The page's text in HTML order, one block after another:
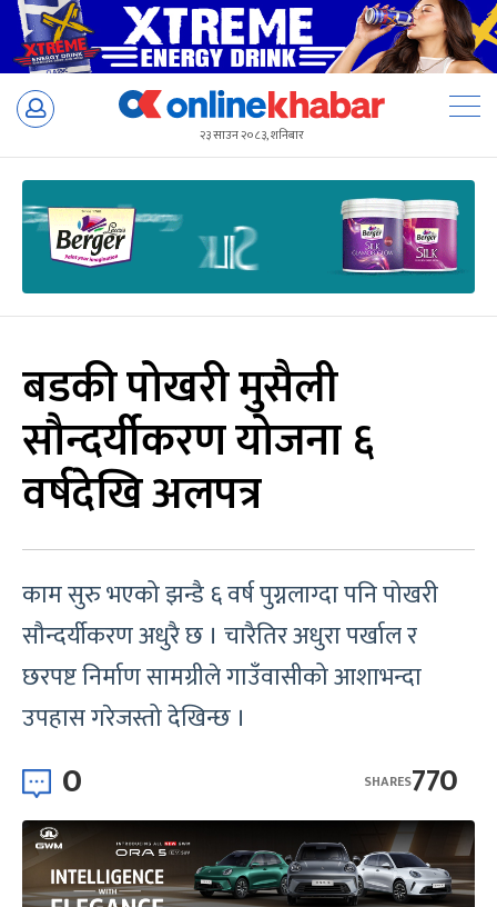
Skip
२३ साउन २०८३, शनिबार
बडकी पोखरी मुसैली
सौन्दर्यीकरण योजना ६
वर्षदेखि अलपत्र
काम सुरु भएको झन्डै ६ वर्ष पुग्नलाग्दा पनि पोखरी
सौन्दर्यीकरण अधुरै छ । चारैतिर अधुरा पर्खाल र
छरपष्ट निर्माण सामग्रीले गाउँवासीको आशाभन्दा
उपहास गरेजस्तो देखिन्छ ।
0 770
SHARES